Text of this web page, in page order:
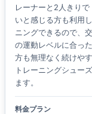
レーナーと2人きり
いと感じる方も利用
ニングできるので、
の運動レベルに合っ
方も無理なく続けや
トレーニングシュー
ます。
料金プラン